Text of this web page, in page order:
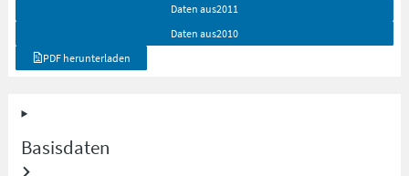
Daten aus2011
Daten aus2010
PDF herunterladen
Basisdaten